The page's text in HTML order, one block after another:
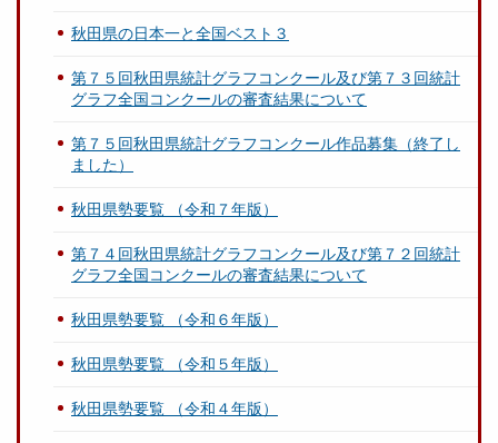
秋田県の日本一と全国ベスト３
第７５回秋田県統計グラフコンクール及び第７３回統計
グラフ全国コンクールの審査結果について
第７５回秋田県統計グラフコンクール作品募集（終了し
ました）
秋田県勢要覧 （令和７年版）
第７４回秋田県統計グラフコンクール及び第７２回統計
グラフ全国コンクールの審査結果について
秋田県勢要覧 （令和６年版）
秋田県勢要覧 （令和５年版）
秋田県勢要覧 （令和４年版）